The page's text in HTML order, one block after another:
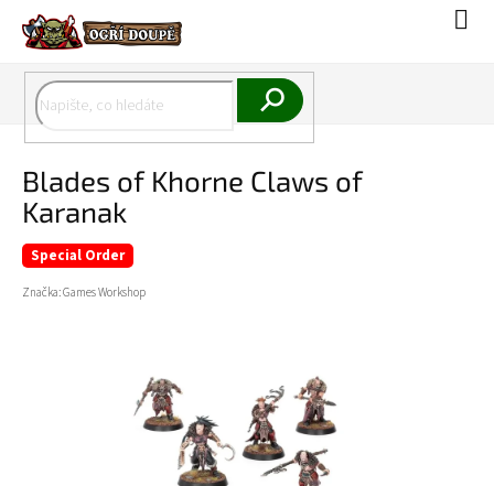
obsah
Blades of Khorne Claws of
Karanak
Special Order
Značka:Games Workshop